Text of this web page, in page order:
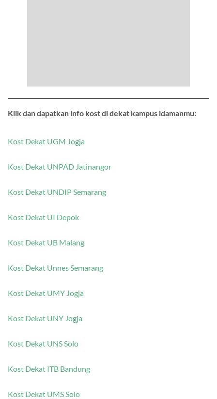
Klik dan dapatkan info kost di dekat kampus idamanmu:
Kost Dekat UGM Jogja
Kost Dekat UNPAD Jatinangor
Kost Dekat UNDIP Semarang
Kost Dekat UI Depok
Kost Dekat UB Malang
Kost Dekat Unnes Semarang
Kost Dekat UMY Jogja
Kost Dekat UNY Jogja
Kost Dekat UNS Solo
Kost Dekat ITB Bandung
Kost Dekat UMS Solo